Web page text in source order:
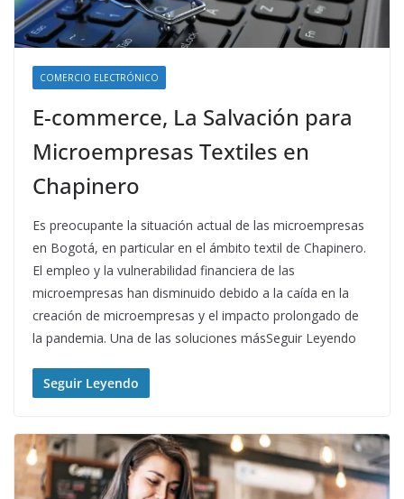
COMERCIO ELECTRÓNICO
E-commerce, La Salvación para
Microempresas Textiles en
Chapinero
Es preocupante la situación actual de las microempresas
en Bogotá, en particular en el ámbito textil de Chapinero.
El empleo y la vulnerabilidad financiera de las
microempresas han disminuido debido a la caída en la
creación de microempresas y el impacto prolongado de
la pandemia. Una de las soluciones másSeguir Leyendo
Seguir Leyendo